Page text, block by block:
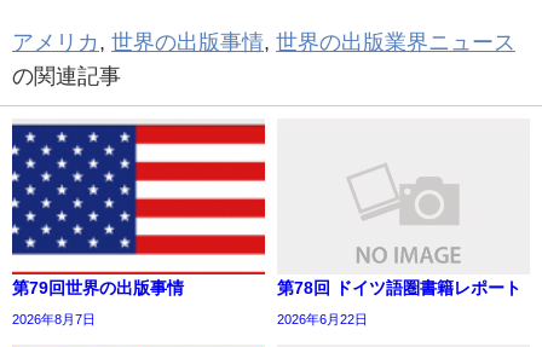
アメリカ 世界の出版事情 世界の出版業界ニュース
の関連記事
第79回世界の出版事情
2026年8月7日
第78回 ドイツ語圏書籍レポート
2026年6月22日